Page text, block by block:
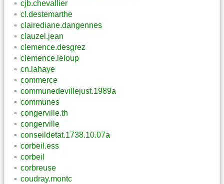
cjb.chevallier
cl.destemarthe
clairediane.dangennes
clauzel.jean
clemence.desgrez
clemence.leloup
cn.lahaye
commerce
communedevillejust.1989a
communes
congerville.th
congerville
conseildetat.1738.10.07a
corbeil.ess
corbeil
corbreuse
coudray.montc